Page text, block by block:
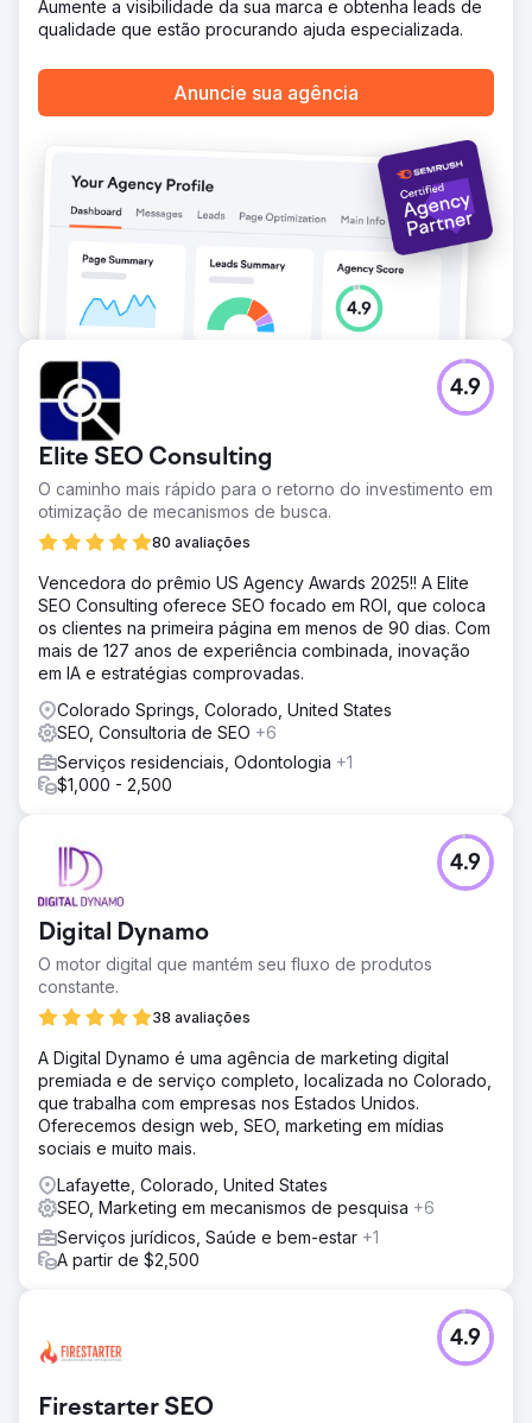
as taxas de conversão, 2.933%. Os cliques aumentaram
mais de 1.200%, enquanto o custo por clique caiu 75%.
estruturadas, criativos otimizados e segmentação precisa
do público-alvo, que transformaram visibilidade em valor
Ir para a página da agência
Aumente a visibilidade da sua marca e obtenha leads de
qualidade que estão procurando ajuda especializada.
Anuncie sua agência
Elite SEO Consulting
O caminho mais rápido para o retorno do investimento em
otimização de mecanismos de busca.
80 avaliações
4.9
Vencedora do prêmio US Agency Awards 2025!! A Elite
SEO Consulting oferece SEO focado em ROI, que coloca
os clientes na primeira página em menos de 90 dias. Com
mais de 127 anos de experiência combinada, inovação
em IA e estratégias comprovadas.
Colorado Springs, Colorado, United States
SEO, Consultoria de SEO +6
Serviços residenciais, Odontologia +1
$1,000 - 2,500
Digital Dynamo
O motor digital que mantém seu fluxo de produtos
constante.
38 avaliações
4.9
A Digital Dynamo é uma agência de marketing digital
premiada e de serviço completo, localizada no Colorado,
que trabalha com empresas nos Estados Unidos.
Oferecemos design web, SEO, marketing em mídias
sociais e muito mais.
Lafayette, Colorado, United States
SEO, Marketing em mecanismos de pesquisa +6
Serviços jurídicos, Saúde e bem-estar +1
A partir de $2,500
Firestarter SEO
4.9